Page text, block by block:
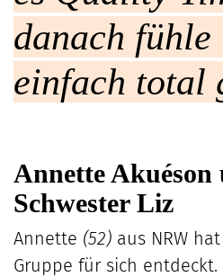
danach
einfach total
Annette Akuéson
Schwester Liz
Annette (52) aus NRW
Gruppe für sich entdeckt.